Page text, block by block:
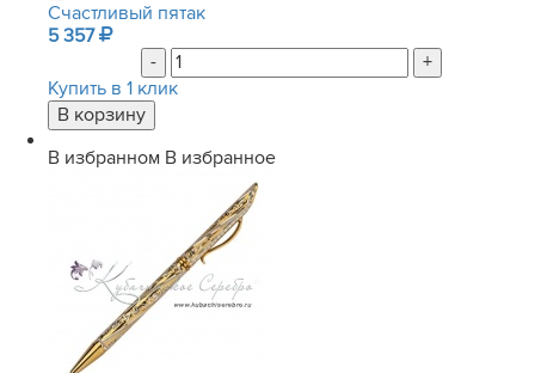
Счастливый пятак
5 357
-
+
Купить в 1 клик
В избранном В избранное